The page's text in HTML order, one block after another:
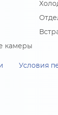
камеры
Условия